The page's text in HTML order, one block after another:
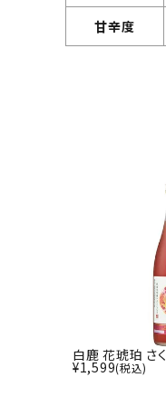
甘辛度
白鹿 花琥珀 さ
¥1,599(税込)